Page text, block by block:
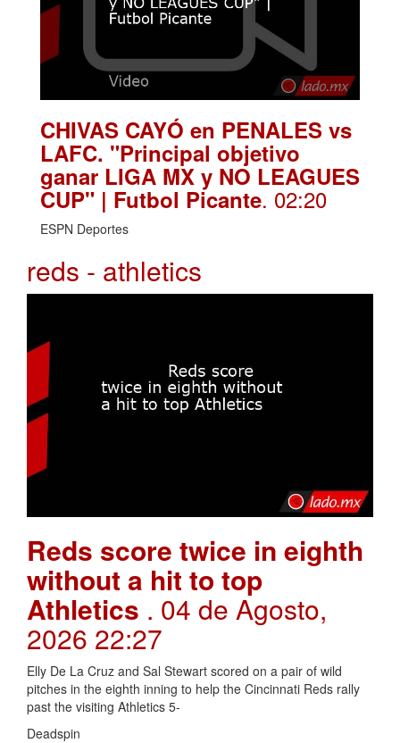
CHIVAS CAYÓ en PENALES vs
LAFC. "Principal objetivo
ganar LIGA MX y NO LEAGUES
CUP" | Futbol Picante. 02:20
ESPN Deportes
reds - athletics
Reds score twice in eighth
without a hit to top
Athletics . 04 de Agosto,
2026 22:27
Elly De La Cruz and Sal Stewart scored on a pair of wild
pitches in the eighth inning to help the Cincinnati Reds rally
past the visiting Athletics 5-
Deadspin